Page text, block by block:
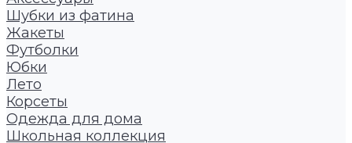
Шубки из фатина
Жакеты
Футболки
Юбки
Лето
Корсеты
Одежда для дома
Школьная коллекция